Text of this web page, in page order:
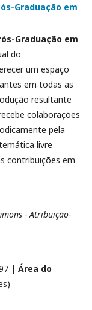
Graduação em
Graduação em
do
um espaço
em todas as
resultante
colaborações
pela
livre
contribuições em
- Atribuição-
| Área do